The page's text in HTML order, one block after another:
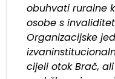
obuhvati ruralne
osobe s
Organizacijske
cijeli otok Brač,